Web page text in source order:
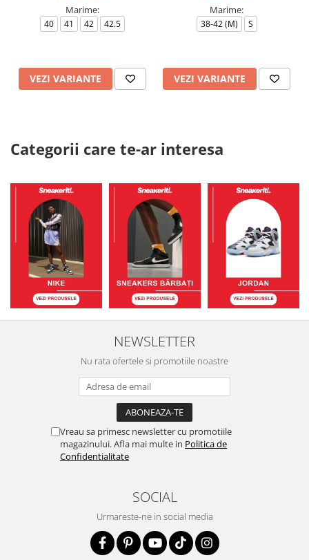
Marime:
40 41 42 42.5
VEZI VARIANTE
Marime:
38-42 (M) S
VEZI VARIANTE
Categorii care te-ar interesa
NEWSLETTER
Nu rata ofertele si promotiile noastre
Vreau sa primesc newsletter cu promotiile
magazinului. Afla mai multe in Politica de
Confidentialitate
SOCIAL
Urmareste-ne in social media